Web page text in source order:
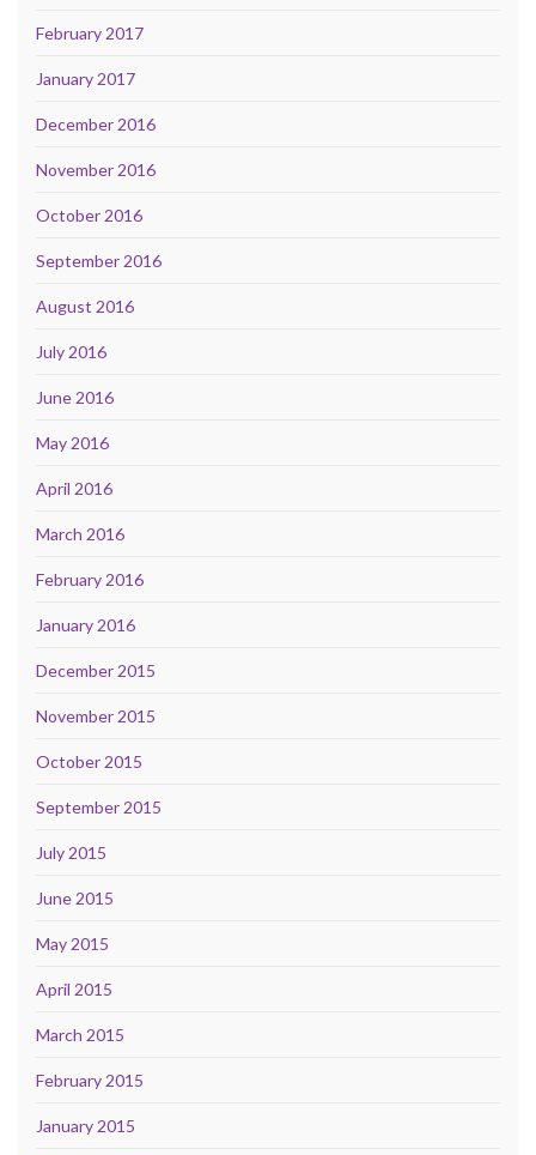
February 2017
January 2017
December 2016
November 2016
October 2016
September 2016
August 2016
July 2016
June 2016
May 2016
April 2016
March 2016
February 2016
January 2016
December 2015
November 2015
October 2015
September 2015
July 2015
June 2015
May 2015
April 2015
March 2015
February 2015
January 2015